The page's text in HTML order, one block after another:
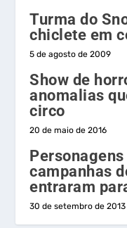
Turma do
chiclete em
5 de agosto de 2009
Show de
anomalias
circo
20 de maio de 2016
campanhas
entraram
30 de setembro de 2013